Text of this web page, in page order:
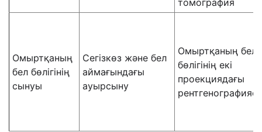
томография
Омыртқаның
бел бөлігінің
сынуы
Сегізкөз және бел
аймағындағы
ауырсыну
Омыртқаның бел
бөлігінің екі
проекциядағы